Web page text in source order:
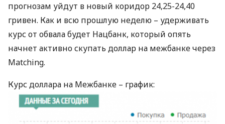
прогнозам уйдут в новый коридор 24,25-24,40
гривен. Как и всю прошлую неделю – удерживать
курс от обвала будет Нацбанк, который опять
начнет активно скупать доллар на межбанке через
Matching.
Курс доллара на Межбанке – график: